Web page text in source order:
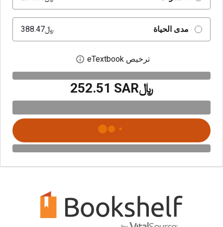
مدى الحياة ﷼‎388.47
ترخيص eTextbook افتح مربع حوار
﷼‎252.51 SAR